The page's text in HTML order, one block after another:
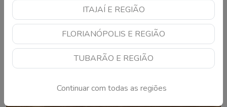
ITAJAÍ E REGIÃO
FLORIANÓPOLIS E REGIÃO
TUBARÃO E REGIÃO
Continuar com todas as regiões